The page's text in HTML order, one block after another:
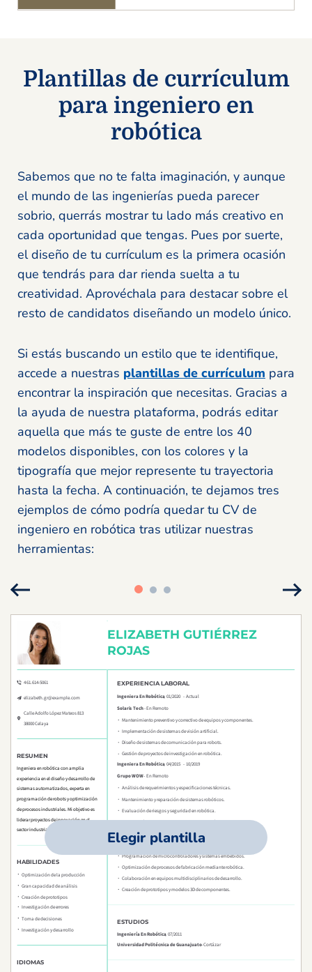
Plantillas de currículum
para ingeniero en
robótica
Sabemos que no te falta imaginación, y aunque
el mundo de las ingenierías pueda parecer
sobrio, querrás mostrar tu lado más creativo en
cada oportunidad que tengas. Pues por suerte,
el diseño de tu currículum es la primera ocasión
que tendrás para dar rienda suelta a tu
creatividad. Aprovéchala para destacar sobre el
resto de candidatos diseñando un modelo único.
Si estás buscando un estilo que te identifique,
accede a nuestras plantillas de currículum para
encontrar la inspiración que necesitas. Gracias a
la ayuda de nuestra plataforma, podrás editar
aquella que más te guste de entre los 40
modelos disponibles, con los colores y la
tipografía que mejor represente tu trayectoria
hasta la fecha. A continuación, te dejamos tres
ejemplos de cómo podría quedar tu CV de
ingeniero en robótica tras utilizar nuestras
herramientas:
Elegir plantilla